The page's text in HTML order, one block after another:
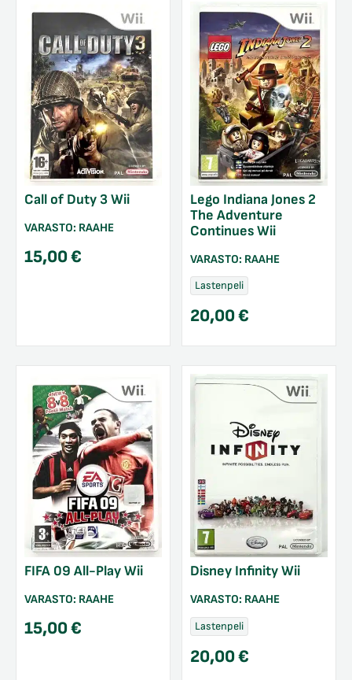
Call of Duty 3 Wii
VARASTO: RAAHE
15,00€
Lego Indiana Jones 2
The Adventure
Continues Wii
VARASTO: RAAHE
Lastenpeli
20,00€
FIFA 09 All-Play Wii
VARASTO: RAAHE
15,00€
Disney Infinity Wii
VARASTO: RAAHE
Lastenpeli
20,00€